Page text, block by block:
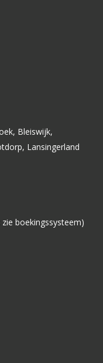
Bleiswijk,
Lansingerland
boekingssysteem)